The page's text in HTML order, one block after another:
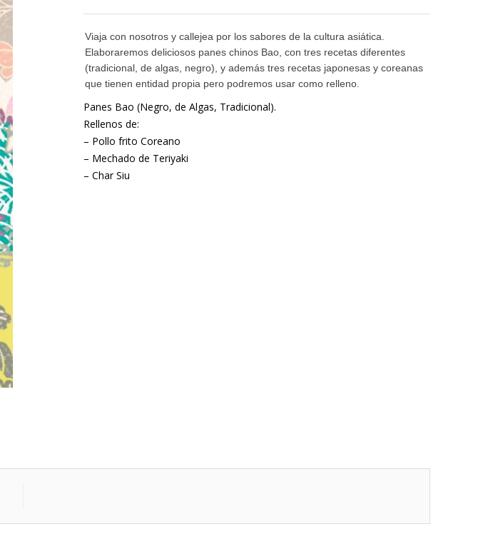
Viaja con nosotros y callejea por los sabores de la cultura asiática.
Elaboraremos deliciosos panes chinos Bao, con tres recetas diferentes
(tradicional, de algas, negro), y además tres recetas japonesas y coreanas
que tienen entidad propia pero podremos usar como relleno.
Panes Bao (Negro, de Algas, Tradicional).
Rellenos de:
– Pollo frito Coreano
– Mechado de Teriyaki
– Char Siu